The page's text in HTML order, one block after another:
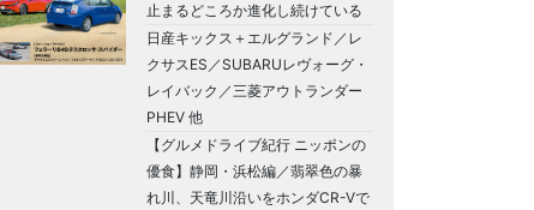
止まるどころか進化し続けている
日産キックス＋エルグランド／レ
クサスES／SUBARUレヴォーグ・
レイバック／三菱アウトランダー
PHEV 他
【グルメドライブ紀行 ニッポンの
優食】静岡・浜松編／翡翠色の暴
れ川、天竜川沿いをホンダCR-Vで